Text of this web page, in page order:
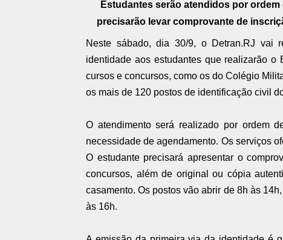
Estudantes serão atendidos por
precisarão levar comprovante de
Neste sábado, dia 30/9, o Detran.RJ vai
identidade aos estudantes que realizarão o
cursos e concursos, como os do Colégio
os mais de 120 postos de identificação civil
O atendimento será realizado por ordem
necessidade de agendamento. Os serviços
O estudante precisará apresentar o
concursos, além de original ou cópia
casamento. Os postos vão abrir de 8h às
às 16h.